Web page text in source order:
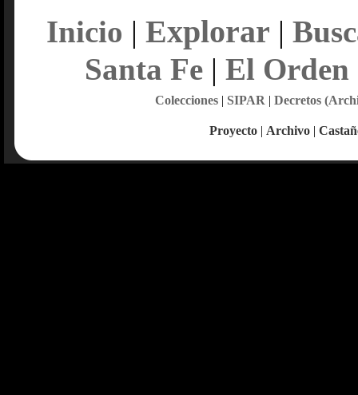
Inicio | Explorar |
Santa Fe| El Orden
Colecciones| SIPAR | Decretos
Proyecto | Archivo |